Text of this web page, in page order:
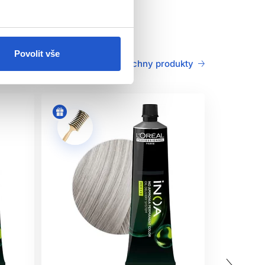
Povolit vše
Tento výrobek není určen pro osoby
produktu
. Naneste malé množství barvy
objeví podráždění, svědění, zarudnutí
Všechny produkty